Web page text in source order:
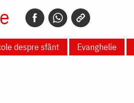
despre sfânt Evanghelie